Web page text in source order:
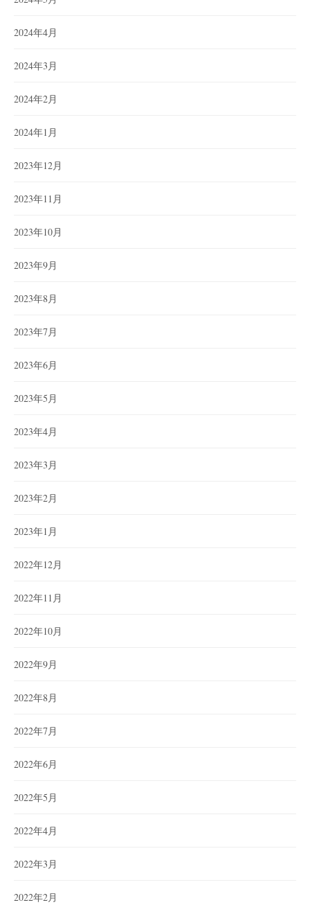
2024年4月
2024年3月
2024年2月
2024年1月
2023年12月
2023年11月
2023年10月
2023年9月
2023年8月
2023年7月
2023年6月
2023年5月
2023年4月
2023年3月
2023年2月
2023年1月
2022年12月
2022年11月
2022年10月
2022年9月
2022年8月
2022年7月
2022年6月
2022年5月
2022年4月
2022年3月
2022年2月